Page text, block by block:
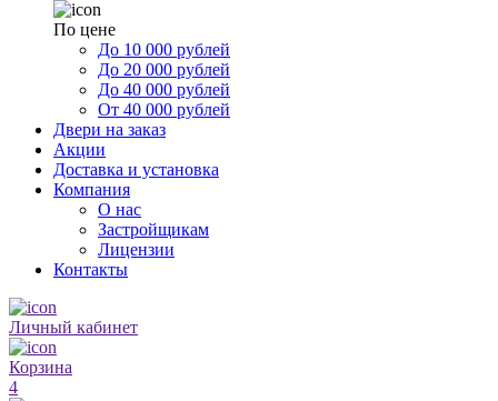
По цене
До 10 000 рублей
До 20 000 рублей
До 40 000 рублей
От 40 000 рублей
Двери на заказ
Акции
Доставка и установка
Компания
О нас
Застройщикам
Лицензии
Контакты
Личный кабинет
Корзина
4